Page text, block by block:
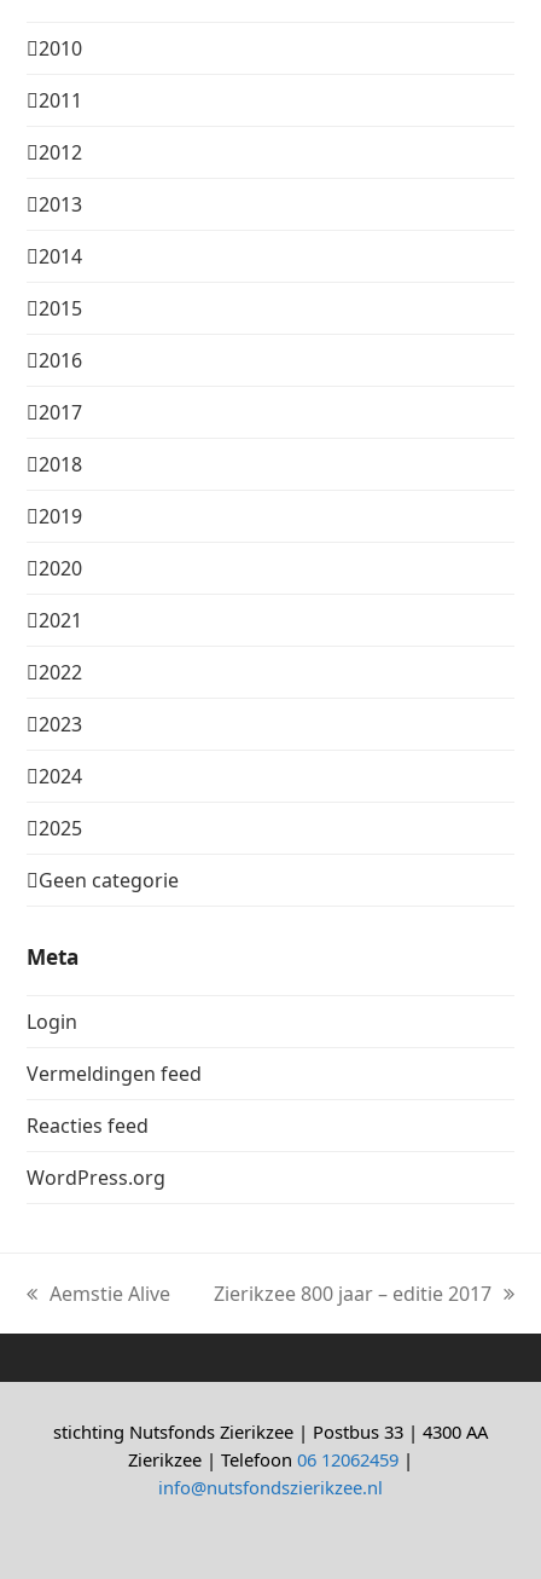
2010
2011
2012
2013
2014
2015
2016
2017
2018
2019
2020
2021
2022
2023
2024
2025
Geen categorie
Meta
Login
Vermeldingen feed
Reacties feed
WordPress.org
previous
post:
Aemstie Alive
next
post:
Zierikzee 800 jaar – editie 2017
stichting Nutsfonds Zierikzee | Postbus 33 | 4300 AA
Zierikzee | Telefoon 06 12062459 |
info@nutsfondszierikzee.nl